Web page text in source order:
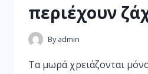
περιέχουν
By admin
Τα μωρά χρειάζονται